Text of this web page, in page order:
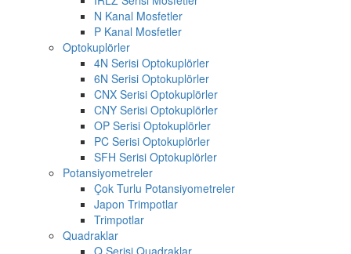
N Kanal Mosfetler
P Kanal Mosfetler
Optokuplörler
4N Serisi Optokuplörler
6N Serisi Optokuplörler
CNX Serisi Optokuplörler
CNY Serisi Optokuplörler
OP Serisi Optokuplörler
PC Serisi Optokuplörler
SFH Serisi Optokuplörler
Potansiyometreler
Çok Turlu Potansiyometreler
Japon Trimpotlar
Trimpotlar
Quadraklar
Q Serisi Quadraklar